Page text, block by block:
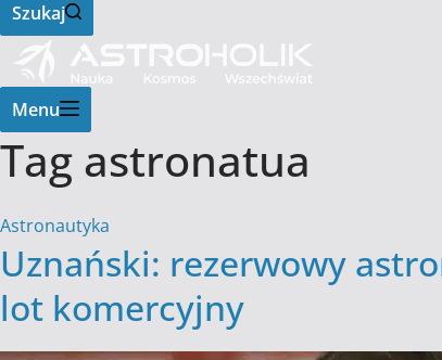
Szukaj
Menu
Tag astronatua
Astronautyka
Uznański: rezerwowy
lot komercyjny